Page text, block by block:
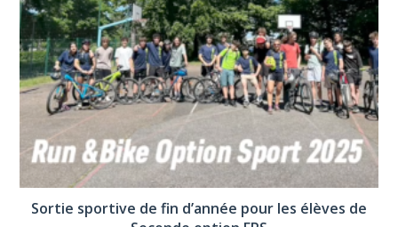
Sortie sportive de fin d’année pour les élèves de